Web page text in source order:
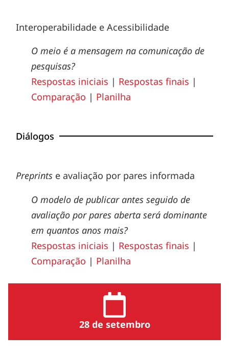
Interoperabilidade e Acessibilidade
O meio é a mensagem na comunicação de
pesquisas?
Respostas iniciais | Respostas finais |
Comparação | Planilha
Diálogos
Preprints e avaliação por pares informada
O modelo de publicar antes seguido de
avaliação por pares aberta será dominante
em quantos anos mais?
Respostas iniciais | Respostas finais |
Comparação | Planilha
28 de setembro